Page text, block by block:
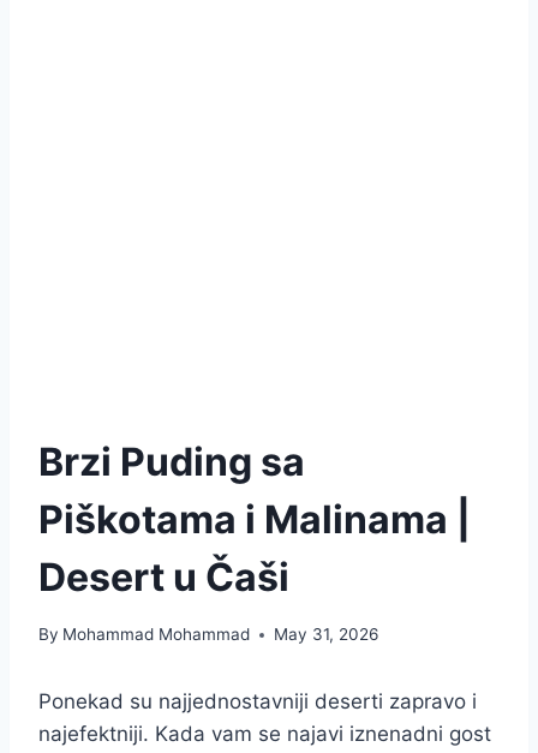
Brzi Puding sa
Piškotama i Malinama |
Desert u Čaši
By Mohammad Mohammad May 31, 2026
Ponekad su najjednostavniji deserti zapravo i
najefektniji. Kada vam se najavi iznenadni gost